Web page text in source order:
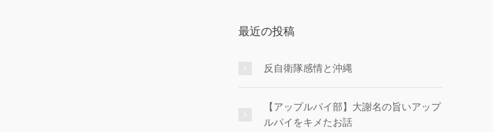
最近の投稿
反自衛隊感情と沖縄
【アップルパイ部】大謝名の旨いアップ
ルパイをキメたお話